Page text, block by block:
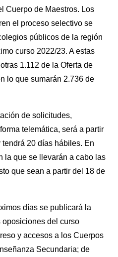
Cuerpo de Maestros. Los
el proceso selectivo se
públicos de la región
curso 2022/23. A estas
1.112 de la Oferta de
lo que sumarán 2.736 de
de solicitudes,
telemática, será a partir
20 días hábiles. En
la que se llevarán a cabo las
que sean a partir del 18 de
días se publicará la
del curso
y accesos a los Cuerpos
Secundaria; de